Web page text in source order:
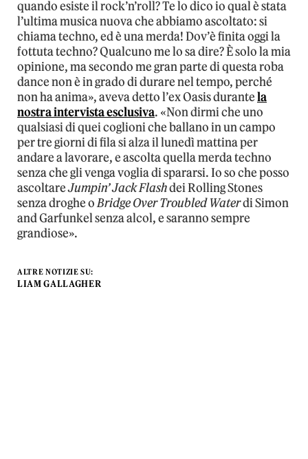
quando esiste il rock’n’roll? Te lo dico io qual è stata
l’ultima musica nuova che abbiamo ascoltato: si
chiama techno, ed è una merda! Dov’è finita oggi la
fottuta techno? Qualcuno me lo sa dire? È solo la mia
opinione, ma secondo me gran parte di questa roba
dance non è in grado di durare nel tempo, perché
non ha anima», aveva detto l’ex Oasis durantela
nostra intervista esclusiva. «Non dirmi che uno
qualsiasi di quei coglioni che ballano in un campo
per tre giorni di fila si alza il lunedì mattina per
andare a lavorare, e ascolta quella merda techno
senza che gli venga voglia di spararsi. Io so che posso
ascoltareJumpin’ Jack Flashdei Rolling Stones
senza droghe oBridge Over Troubled Waterdi Simon
and Garfunkel senza alcol, e saranno sempre
grandiose».
ALTRE NOTIZIE SU:
LIAM GALLAGHER